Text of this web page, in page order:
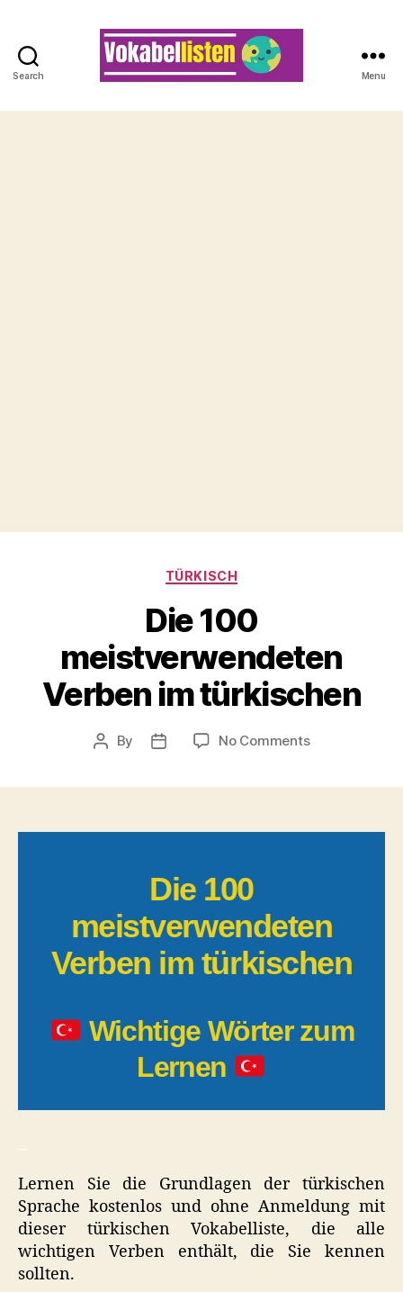
Search Menu
Categories
TÜRKISCH
Die 100
meistverwendeten
Verben im türkischen
Post
By
Post
No Commentson
Die 100
meistverwendeten
Verben im türkischen
Wichtige Wörter zum
Lernen
Lernen Sie die Grundlagen der türkischen
Sprache kostenlos und ohne Anmeldung mit
dieser türkischen Vokabelliste, die alle
wichtigen Verben enthält, die Sie kennen
sollten.